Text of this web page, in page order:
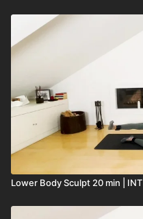
Lower Body Sculpt 20 min | INT